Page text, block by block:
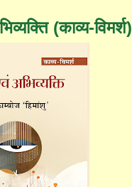
(काव्य-विमर्श)